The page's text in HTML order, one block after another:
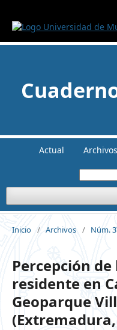
Actual Archivos
Inicio / Archivos / Núm.
Percepción
residente en
Geoparque